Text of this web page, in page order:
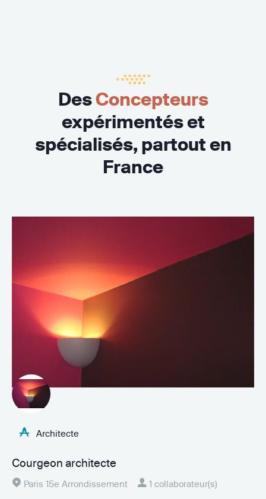
DesConcepteurs
expérimentés et
spécialisés, partout en
France
Architecte
Courgeon architecte
Paris 15e Arrondissement 1 collaborateur(s)